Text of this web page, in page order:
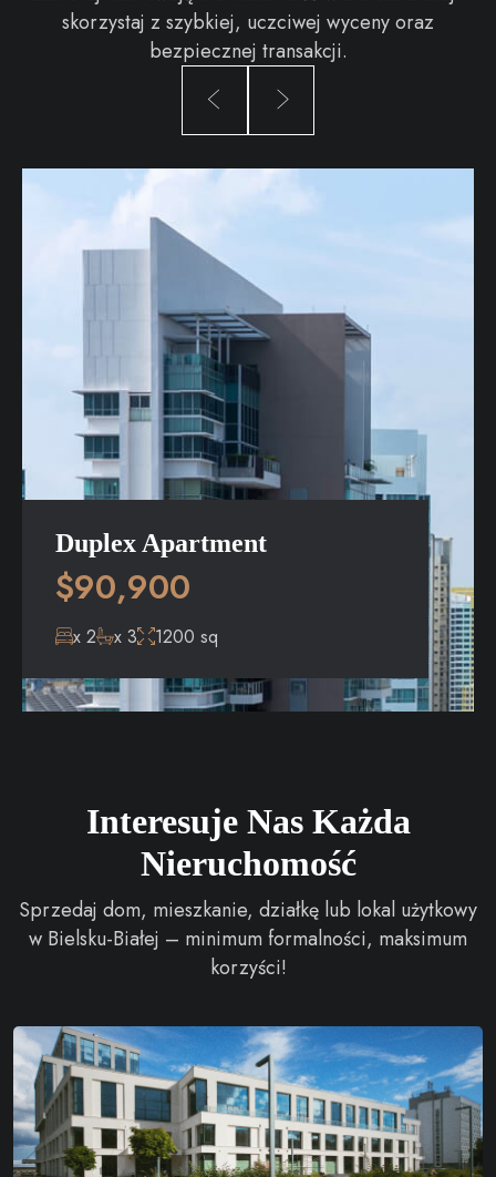
skorzystaj z szybkiej, uczciwej wyceny oraz
bezpiecznej transakcji.
Duplex Apartment
$90,900
x 2 x 3 1200 sq
Interesuje Nas Każda
Nieruchomość
Sprzedaj dom, mieszkanie, działkę lub lokal użytkowy
w Bielsku-Białej – minimum formalności, maksimum
korzyści!